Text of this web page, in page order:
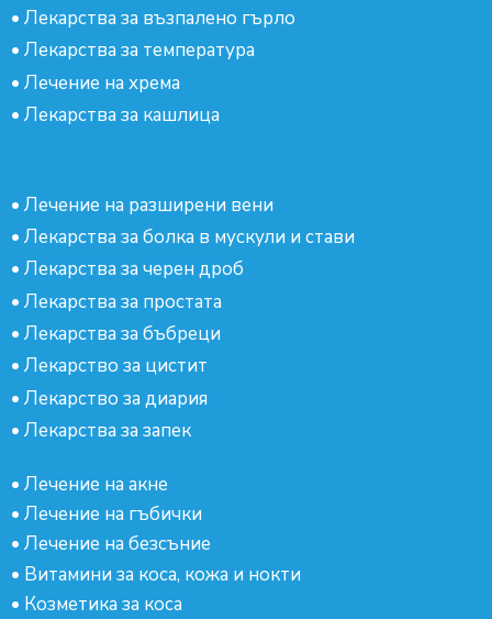
• Лекарства за възпалено гърло
• Лекарства за температура
• Лечение на хрема
• Лекарства за кашлица
• Лечение на разширени вени
• Лекарства за болка в мускули и стави
• Лекарства за черен дроб
• Лекарства за простата
• Лекарства за бъбреци
• Лекарство за цистит
• Лекарство за диария
• Лекарства за запек
• Лечение на акне
• Лечение на гъбички
• Лечение на безсъние
• Витамини за коса, кожа и нокти
• Козметика за коса